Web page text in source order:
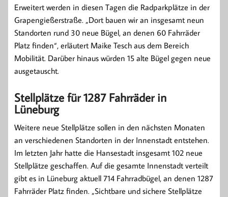
Erweitert werden in diesen Tagen die Radparkplätze in der
Grapengießerstraße. „Dort bauen wir an insgesamt neun
Standorten rund 30 neue Bügel, an denen 60 Fahrräder
Platz finden“, erläutert Maike Tesch aus dem Bereich
Mobilität. Darüber hinaus würden 15 alte Bügel gegen neue
ausgetauscht.
Stellplätze für 1287 Fahrräder in
Lüneburg
Weitere neue Stellplätze sollen in den nächsten Monaten
an verschiedenen Standorten in der Innenstadt entstehen.
Im letzten Jahr hatte die Hansestadt insgesamt 102 neue
Stellplätze geschaffen. Auf die gesamte Innenstadt verteilt
gibt es in Lüneburg aktuell 714 Fahrradbügel, an denen 1287
Fahrräder Platz finden. „Sichtbare und sichere Stellplätze